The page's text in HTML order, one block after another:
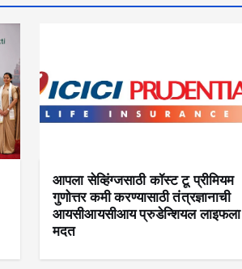
आपला सेव्हिंग्जसाठी कॉस्ट टू प्रीमियम
गुणोत्तर कमी करण्यासाठी तंत्रज्ञानाची
आयसीआयसीआय प्रुडेन्शियल लाइफला
मदत